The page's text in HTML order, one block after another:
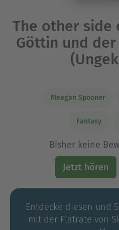
The other side
Göttin und der
Meagan Spooner
Fantasy
Bisher keine
Jetzt hören
Entdecke diesen und
mit der Flatrate von